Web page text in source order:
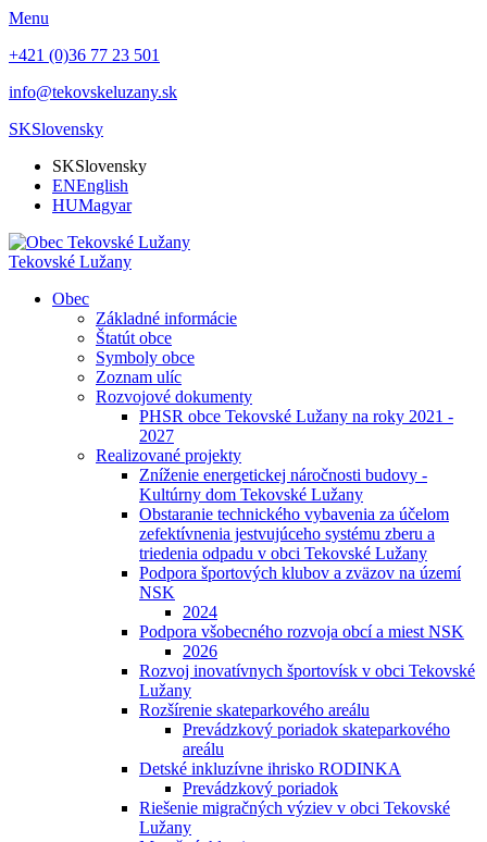
Menu
+421 (0)36 77 23 501
info@tekovskeluzany.sk
SKSlovensky
SKSlovensky
ENEnglish
HUMagyar
Tekovské Lužany
Obec
Základné informácie
Štatút obce
Symboly obce
Zoznam ulíc
Rozvojové dokumenty
PHSR obce Tekovské Lužany na roky 2021 -
2027
Realizované projekty
Zníženie energetickej náročnosti budovy -
Kultúrny dom Tekovské Lužany
Obstaranie technického vybavenia za účelom
zefektívnenia jestvujúceho systému zberu a
triedenia odpadu v obci Tekovské Lužany
Podpora športových klubov a zväzov na území
NSK
2024
Podpora všobecného rozvoja obcí a miest NSK
2026
Rozvoj inovatívnych športovísk v obci Tekovské
Lužany
Rozšírenie skateparkového areálu
Prevádzkový poriadok skateparkového
areálu
Detské inkluzívne ihrisko RODINKA
Prevádzkový poriadok
Riešenie migračných výziev v obci Tekovské
Lužany